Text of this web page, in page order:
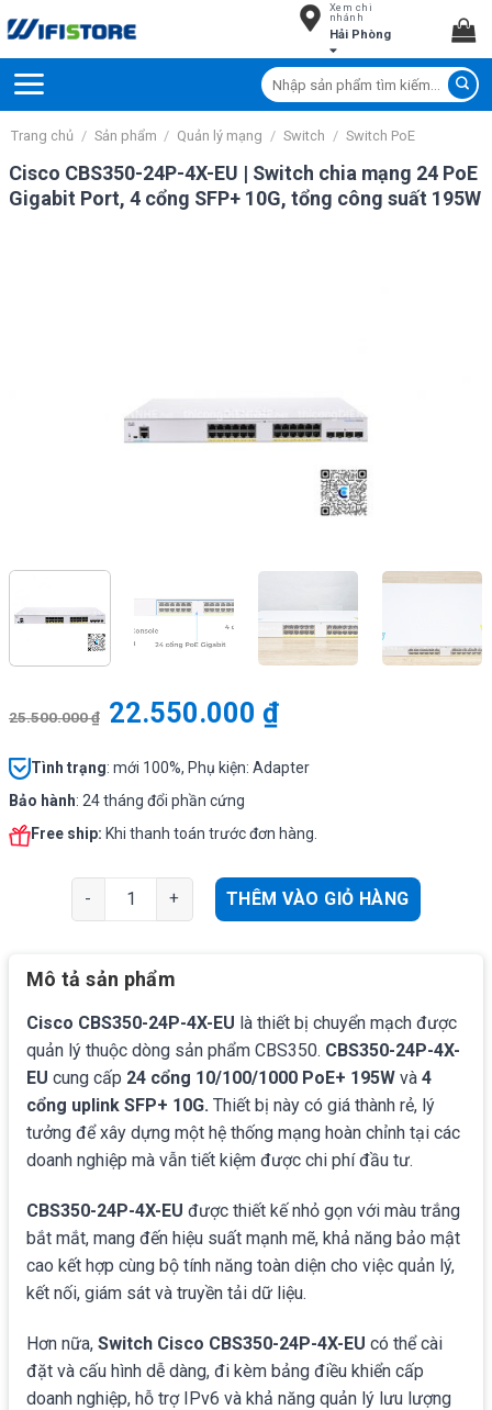
to
Xem chi
nhánh
Hải Phòng
Tìm
kiếm:
Trang chủ / Sản phẩm / Quản lý mạng / Switch / Switch PoE
Cisco CBS350-24P-4X-EU | Switch chia mạng 24 PoE
Gigabit Port, 4 cổng SFP+ 10G, tổng công suất 195W
25.500.000₫ 22.550.000₫
Tình trạng: mới 100%, Phụ kiện: Adapter
Bảo hành: 24 tháng đổi phần cứng
Free ship: Khi thanh toán trước đơn hàng.
Cisco CBS350-24P-4X-EU | Switch chia mạng 24 PoE
THÊM VÀO GIỎ HÀNG
Mô tả sản phẩm
Cisco CBS350-24P-4X-EU là thiết bị chuyển mạch được
quản lý thuộc dòng sản phẩm CBS350. CBS350-24P-4X-
EU cung cấp 24 cổng 10/100/1000 PoE+ 195W và 4
cổng uplink SFP+ 10G. Thiết bị này có giá thành rẻ, lý
tưởng để xây dựng một hệ thống mạng hoàn chỉnh tại các
doanh nghiệp mà vẫn tiết kiệm được chi phí đầu tư.
CBS350-24P-4X-EU được thiết kế nhỏ gọn với màu trắng
bắt mắt, mang đến hiệu suất mạnh mẽ, khả năng bảo mật
cao kết hợp cùng bộ tính năng toàn diện cho việc quản lý,
kết nối, giám sát và truyền tải dữ liệu.
Hơn nữa, Switch Cisco CBS350-24P-4X-EU có thể cài
đặt và cấu hình dễ dàng, đi kèm bảng điều khiển cấp
doanh nghiệp, hỗ trợ IPv6 và khả năng quản lý lưu lượng